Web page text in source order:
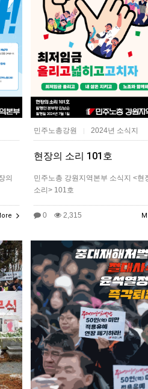
의
민주노총강원 | 2024년 소식지
현장의 소리 101호
민주노총 강원지역본부 소식지 <현
소리> 101호
0 2,315